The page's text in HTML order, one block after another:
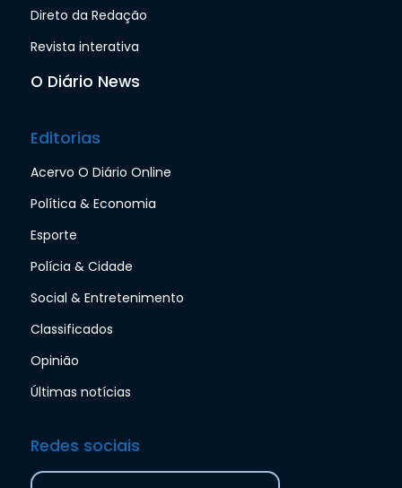
Direto da Redação
Revista interativa
O Diário News
Editorias
Acervo O Diário Online
Política & Economia
Esporte
Polícia & Cidade
Social & Entretenimento
Classificados
Opinião
Últimas notícias
Redes sociais